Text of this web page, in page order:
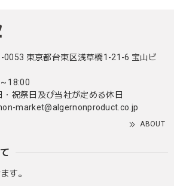
0053 東京都台東区浅草橋1-21-6 宝山ビ
18:00
・祝祭日及び当社が定める休日
market@algernonproduct.co.jp
ABOUT
す。